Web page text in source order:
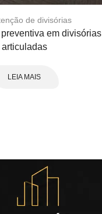
de divisórias
em divisórias
articuladas
LEIA MAIS